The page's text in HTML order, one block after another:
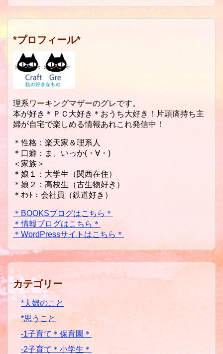
*プロフィール*
理系ワーキングマザーのグレです。
本が好き＊ＰＣ大好き＊おうち大好き！片頭痛持ち主
婦が自宅で楽しめる情報あれこれ発信中！
＊性格：楽天家＆理系人
＊口癖：ま、いっか(・∀・)
＜家族＞
＊娘１：大学生（関西在住）
＊娘２：高校生（古生物好き）
＊ｵｯﾄ：会社員（鉄道好き）
＊BOOKSブログはこちら＊
＊情報ブログはこちら＊
＊WordPressサイトはこちら＊
カテゴリー
*夫婦のこと
*思うこと
-1子育て＊保育園＊
-2子育て＊小学生＊